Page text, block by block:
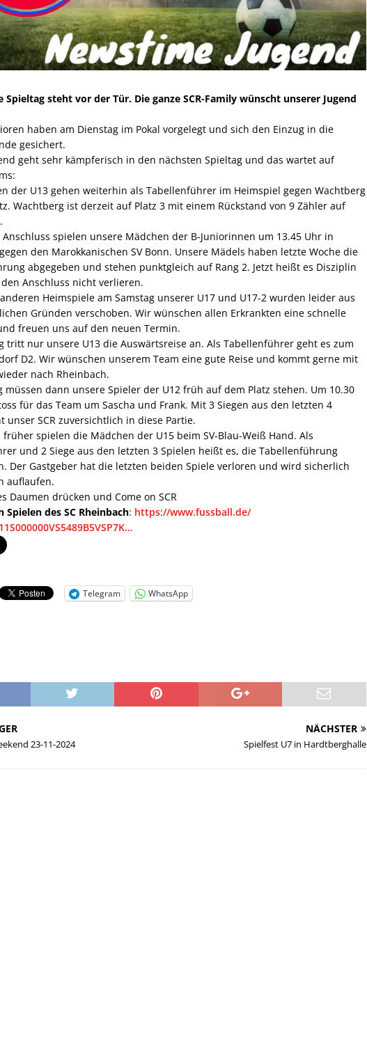
Spieltag steht vor der Tür. Die ganze SCR-Family wünscht unserer Jugend
haben am Dienstag im Pokal vorgelegt und sich den Einzug in die
gesichert.
geht sehr kämpferisch in den nächsten Spieltag und das wartet auf
der U13 gehen weiterhin als Tabellenführer im Heimspiel gegen Wachtberg
Wachtberg ist derzeit auf Platz 3 mit einem Rückstand von 9 Zähler auf
spielen unsere Mädchen der B-Juniorinnen um 13.45 Uhr in
den Marokkanischen SV Bonn. Unsere Mädels haben letzte Woche die
abgegeben und stehen punktgleich auf Rang 2. Jetzt heißt es Disziplin
Anschluss nicht verlieren.
Heimspiele am Samstag unserer U17 und U17-2 wurden leider aus
Gründen verschoben. Wir wünschen allen Erkrankten eine schnelle
freuen uns auf den neuen Termin.
tritt nur unsere U13 die Auswärtsreise an. Als Tabellenführer geht es zum
D2. Wir wünschen unserem Team eine gute Reise und kommt gerne mit
nach Rheinbach.
müssen dann unsere Spieler der U12 früh auf dem Platz stehen. Um 10.30
für das Team um Sascha und Frank. Mit 3 Siegen aus den letzten 4
unser SCR zuversichtlich in diese Partie.
früher spielen die Mädchen der U15 beim SV-Blau-Weiß Hand. Als
und 2 Siege aus den letzten 3 Spielen heißt es, die Tabellenführung
Der Gastgeber hat die letzten beiden Spiele verloren und wird sicherlich
auflaufen.
Daumen drücken und Come on SCR
Spielen des SC Rheinbach: https://www.fussball.de/
Telegram WhatsApp
23-11-2024
NÄCHSTER
Spielfest U7 in Hardtberghalle